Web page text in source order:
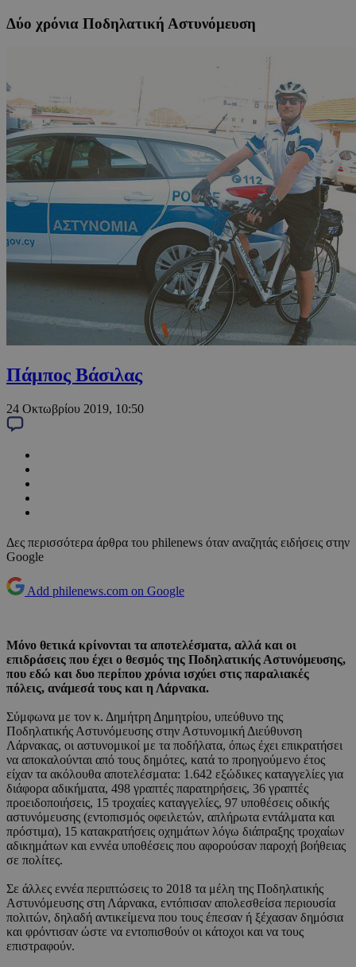
Δύο χρόνια Ποδηλατική Αστυνόμευση
Πάμπος Βάσιλας
24 Οκτωβρίου 2019, 10:50
Δες περισσότερα άρθρα του philenews όταν αναζητάς ειδήσεις στην
Google
Add philenews.com on Google
Μόνο θετικά κρίνονται τα αποτελέσματα, αλλά και οι
επιδράσεις που έχει ο θεσμός της Ποδηλατικής Αστυνόμευσης,
που εδώ και δυο περίπου χρόνια ισχύει στις παραλιακές
πόλεις, ανάμεσά τους και η Λάρνακα.
Σύμφωνα με τον κ. Δημήτρη Δημητρίου, υπεύθυνο της
Ποδηλατικής Αστυνόμευσης στην Αστυνομική Διεύθυνση
Λάρνακας, οι αστυνομικοί με τα ποδήλατα, όπως έχει επικρατήσει
να αποκαλούνται από τους δημότες, κατά το προηγούμενο έτος
είχαν τα ακόλουθα αποτελέσματα: 1.642 εξώδικες καταγγελίες για
διάφορα αδικήματα, 498 γραπτές παρατηρήσεις, 36 γραπτές
προειδοποιήσεις, 15 τροχαίες καταγγελίες, 97 υποθέσεις οδικής
αστυνόμευσης (εντοπισμός οφειλετών, απλήρωτα εντάλματα και
πρόστιμα), 15 κατακρατήσεις οχημάτων λόγω διάπραξης τροχαίων
αδικημάτων και εννέα υποθέσεις που αφορούσαν παροχή βοήθειας
σε πολίτες.
Σε άλλες εννέα περιπτώσεις το 2018 τα μέλη της Ποδηλατικής
Αστυνόμευσης στη Λάρνακα, εντόπισαν απολεσθείσα περιουσία
πολιτών, δηλαδή αντικείμενα που τους έπεσαν ή ξέχασαν δημόσια
και φρόντισαν ώστε να εντοπισθούν οι κάτοχοι και να τους
επιστραφούν.